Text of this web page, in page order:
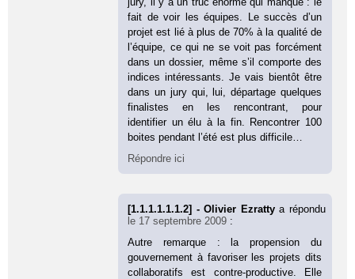
fait de voir les équipes. Le succès d’un
projet est lié à plus de 70% à la qualité de
l’équipe, ce qui ne se voit pas forcément
dans un dossier, même s’il comporte des
indices intéressants. Je vais bientôt être
dans un jury qui, lui, départage quelques
finalistes en les rencontrant, pour
identifier un élu à la fin. Rencontrer 100
boites pendant l’été est plus difficile…
Répondre ici
[1.1.1.1.1.1.2] - Olivier Ezrattya répondu
le 17 septembre 2009 :
Autre remarque : la propension du
gouvernement à favoriser les projets dits
collaboratifs est contre-productive. Elle